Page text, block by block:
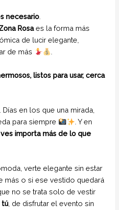
necesario
Rosaes la forma más
de lucir elegante,
de más
listos para usar, cerca
en los que una mirada,
para siempre
. Y en
importa más de lo que
verte elegante sin estar
más o si ese vestido quedará
no se trata solo de vestir
tú, de disfrutar el evento sin